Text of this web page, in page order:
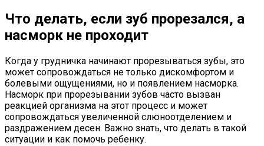
Что делать, если зуб прорезался, а
насморк не проходит
Когда у грудничка начинают прорезываться зубы, это
может сопровождаться не только дискомфортом и
болевыми ощущениями, но и появлением насморка.
Насморк при прорезывании зубов часто вызван
реакцией организма на этот процесс и может
сопровождаться увеличенной слюноотделением и
раздражением десен. Важно знать, что делать в такой
ситуации и как помочь ребенку.